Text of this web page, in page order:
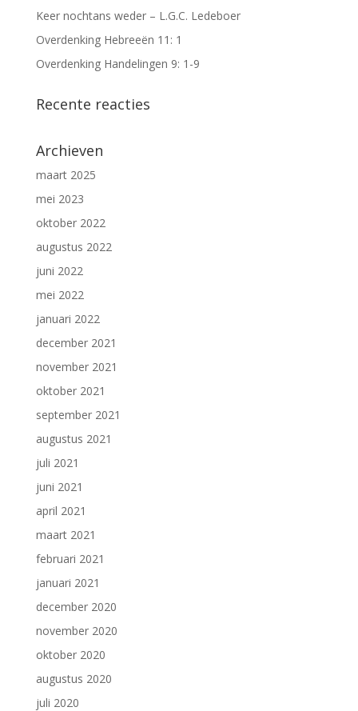
Keer nochtans weder – L.G.C. Ledeboer
Overdenking Hebreeën 11: 1
Overdenking Handelingen 9: 1-9
Recente reacties
Archieven
maart 2025
mei 2023
oktober 2022
augustus 2022
juni 2022
mei 2022
januari 2022
december 2021
november 2021
oktober 2021
september 2021
augustus 2021
juli 2021
juni 2021
april 2021
maart 2021
februari 2021
januari 2021
december 2020
november 2020
oktober 2020
augustus 2020
juli 2020